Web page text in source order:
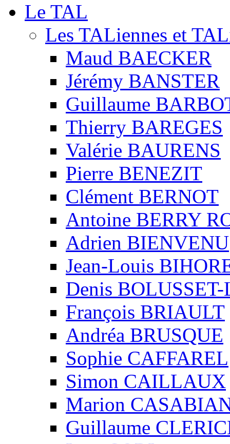
Le TAL
Les TALiennes et
Maud BAECKER
Jérémy BANSTER
Guillaume
Thierry BAREGES
Valérie BAURENS
Pierre BENEZIT
Clément BERNOT
Antoine BERRY
Adrien BIENVENU
Jean-Louis
Denis
François BRIAULT
Andréa BRUSQUE
Sophie CAFFAREL
Simon CAILLAUX
Marion
Guillaume